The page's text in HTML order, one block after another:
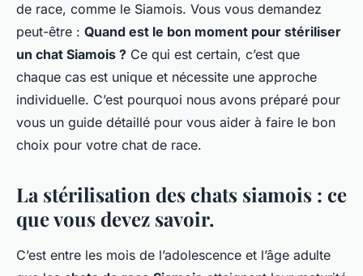
de race, comme le Siamois. Vous vous demandez
peut-être : Quand est le bon moment pour stériliser
un chat Siamois ? Ce qui est certain, c’est que
chaque cas est unique et nécessite une approche
individuelle. C’est pourquoi nous avons préparé pour
vous un guide détaillé pour vous aider à faire le bon
choix pour votre chat de race.
La stérilisation des chats siamois : ce
que vous devez savoir.
C’est entre les mois de l’adolescence et l’âge adulte